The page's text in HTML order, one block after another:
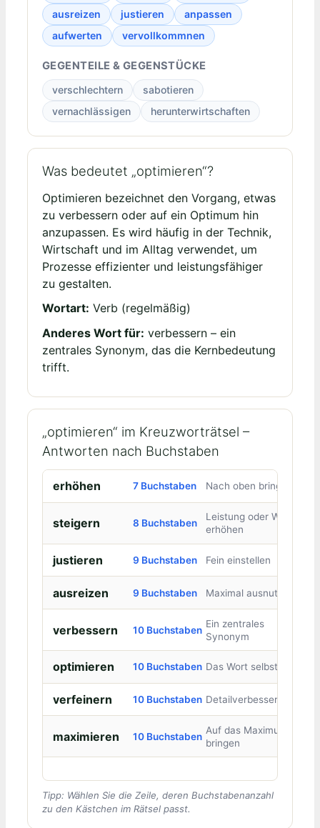
ausreizen
justieren
anpassen
aufwerten
vervollkommnen
GEGENTEILE & GEGENSTÜCKE
verschlechtern
sabotieren
vernachlässigen
herunterwirtschaften
Was bedeutet „optimieren“?
Optimieren bezeichnet den Vorgang, etwas
zu verbessern oder auf ein Optimum hin
anzupassen. Es wird häufig in der Technik,
Wirtschaft und im Alltag verwendet, um
Prozesse effizienter und leistungsfähiger
zu gestalten.
Wortart: Verb (regelmäßig)
Anderes Wort für: verbessern – ein
zentrales Synonym, das die Kernbedeutung
trifft.
„optimieren“ im Kreuzworträtsel –
Antworten nach Buchstaben
erhöhen 7 Buchstaben Nach oben bringen
steigern 8 Buchstaben
Leistung oder Wert
erhöhen
justieren 9 Buchstaben Fein einstellen
ausreizen 9 Buchstaben Maximal ausnutzen
verbessern 10 Buchstaben
Ein zentrales
Synonym
optimieren 10 Buchstaben Das Wort selbst
verfeinern 10 Buchstaben Detailverbesserung
maximieren 10 Buchstaben
Auf das Maximum
bringen
Tipp: Wählen Sie die Zeile, deren Buchstabenanzahl
zu den Kästchen im Rätsel passt.